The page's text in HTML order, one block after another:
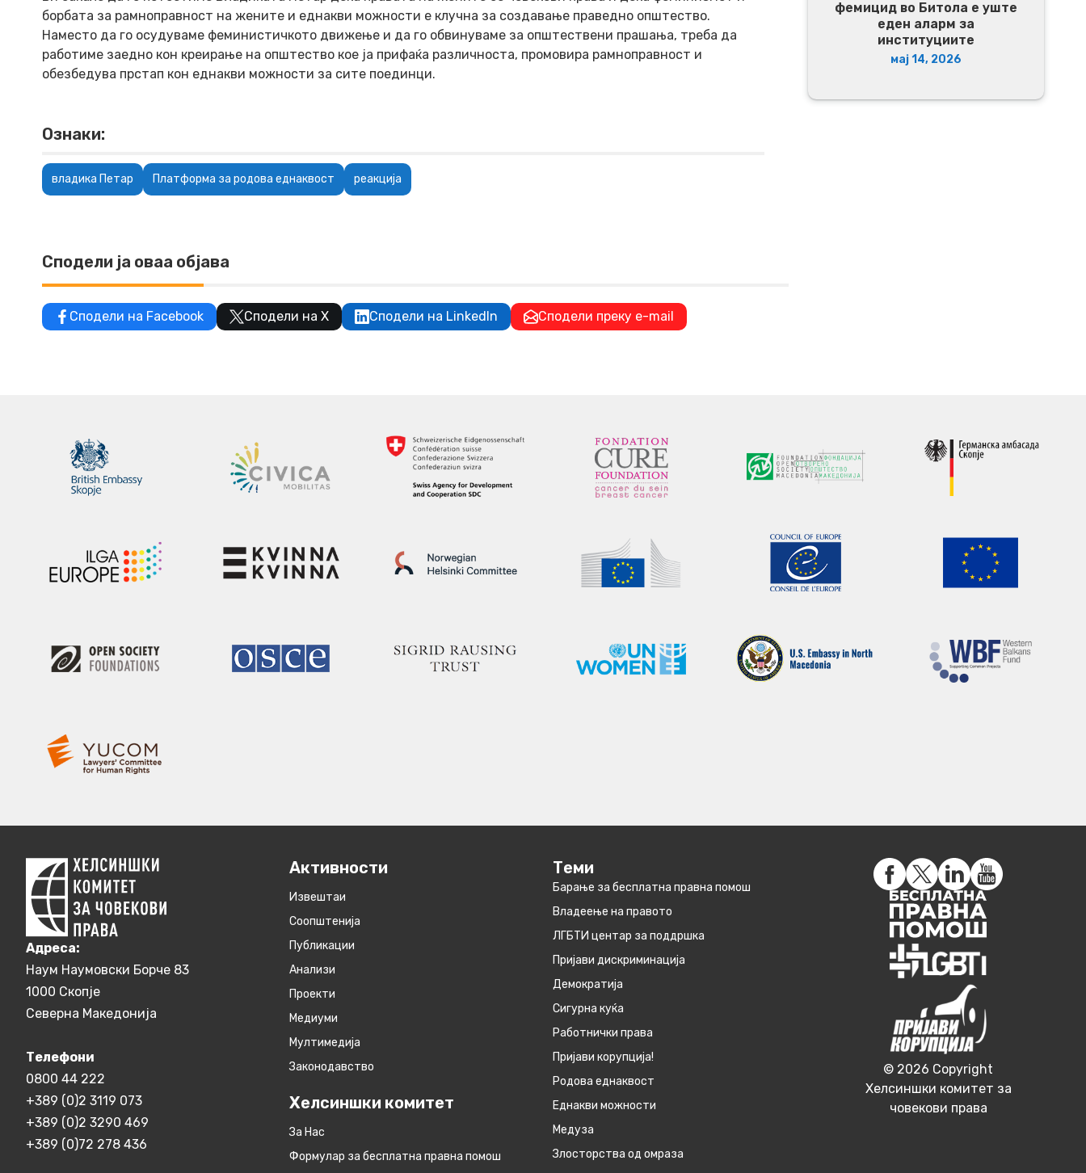
борбата за рамноправност на жените и еднакви можности е клучна за создавање праведно општество.
Наместо да го осудуваме феминистичкото движење и да го обвинуваме за општествени прашања, треба да
работиме заедно кон креирање на општество кое ја прифаќа различноста, промовира рамноправност и
обезбедува прстап кон еднакви можности за сите поединци.
Ознаки:
владика Петар Платформа за родова еднаквост реакција
Сподели ја оваа објава
Сподели на Facebook Сподели на X Сподели на LinkedIn Сподели преку e-mail
фемицид во Битола е уште
еден аларм за
институциите
мај 14, 2026
Aдреса:
Наум Наумовски Борче 83
1000 Скопје
Северна Македонија
Телефони
0800 44 222
+389 (0)2 3119 073
+389 (0)2 3290 469
+389 (0)72 278 436
Активности
Извештаи
Соопштенија
Публикации
Анализи
Проекти
Медиуми
Мултимедија
Законодавство
Хелсиншки комитет
За Нас
Формулар за бесплатна правна помош
Теми
Барање за бесплатна правна помош
Владеење на правото
ЛГБТИ центар за поддршка
Пријави дискриминација
Демократија
Сигурна куќа
Работнички права
Пријави корупција!
Родова еднаквост
Eднакви можности
Медуза
Злосторства од омраза
© 2026 Copyright
Хелсиншки комитет за
човекови права